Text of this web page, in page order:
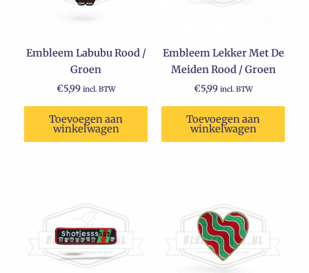
Embleem Labubu Rood /
Groen
€5,99 incl. BTW
Toevoegen aan
winkelwagen
Embleem Lekker Met De
Meiden Rood / Groen
€5,99 incl. BTW
Toevoegen aan
winkelwagen